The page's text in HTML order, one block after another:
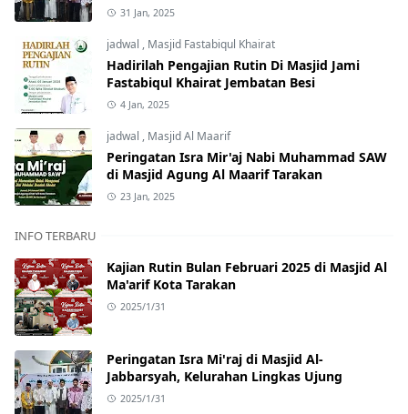
31 Jan, 2025
jadwal , Masjid Fastabiqul Khairat
Hadirilah Pengajian Rutin Di Masjid Jami
Fastabiqul Khairat Jembatan Besi
4 Jan, 2025
jadwal , Masjid Al Maarif
Peringatan Isra Mir'aj Nabi Muhammad SAW
di Masjid Agung Al Maarif Tarakan
23 Jan, 2025
INFO TERBARU
Kajian Rutin Bulan Februari 2025 di Masjid Al
Ma'arif Kota Tarakan
2025/1/31
Peringatan Isra Mi'raj di Masjid Al-
Jabbarsyah, Kelurahan Lingkas Ujung
2025/1/31